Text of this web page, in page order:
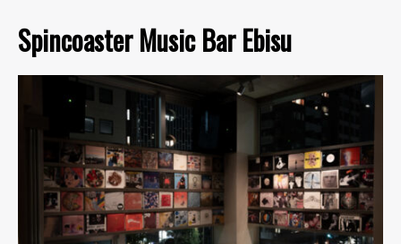
Spincoaster Music Bar Ebisu